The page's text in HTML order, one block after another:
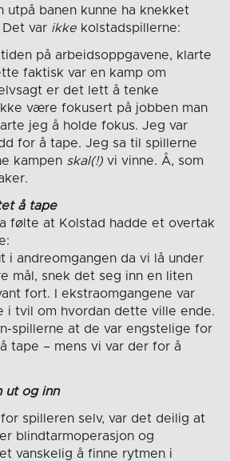
utpå banen kunne ha knekket
var ikke kolstadspillerne:
på arbeidsoppgavene, klarte
faktisk var en kamp om
er det lett å tenke
være fokusert på jobben man
jeg å holde fokus. Jeg var
for å tape. Jeg sa til spillerne
kampen skal(!) vi vinne. Å, som
å tape
følte at Kolstad hadde et overtak
i andreomgangen da vi lå under
mål, snek det seg inn en liten
fort. I ekstraomgangene var
i tvil om hvordan dette ville ende.
spillerne at de var engstelige for
tape – mens vi var der for å
ut og inn
spilleren selv, var det deilig at
blindtarmoperasjon og
vanskelig å finne rytmen i